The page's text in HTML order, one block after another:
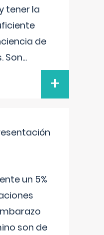
tener la
de
Son...
+
un 5%
son de